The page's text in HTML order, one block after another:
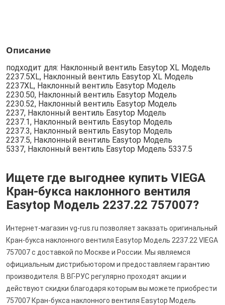
Описание
подходит для: Наклонный вентиль Easytop XL Модель
2237.5XL, Наклонный вентиль Easytop XL Модель
2237XL, Наклонный вентиль Easytop Модель
2230.50, Наклонный вентиль Easytop Модель
2230.52, Наклонный вентиль Easytop Модель
2237, Наклонный вентиль Easytop Модель
2237.1, Наклонный вентиль Easytop Модель
2237.3, Наклонный вентиль Easytop Модель
2237.5, Наклонный вентиль Easytop Модель
5337, Наклонный вентиль Easytop Модель 5337.5
Ищете где выгоднее купить VIEGA
Кран-букса наклонного вентиля
Easytop Модель 2237.22 757007?
Интернет-магазин vg-rus.ru позволяет заказать оригинальный
Кран-букса наклонного вентиля Easytop Модель 2237.22 VIEGA
757007 с доставкой по Москве и России. Мы являемся
официальным дистрибьютором и предоставляем гарантию
производителя. В ВГ-РУС регулярно проходят акции и
действуют скидки благодаря которым вы можете приобрести
757007 Кран-букса наклонного вентиля Easytop Модель